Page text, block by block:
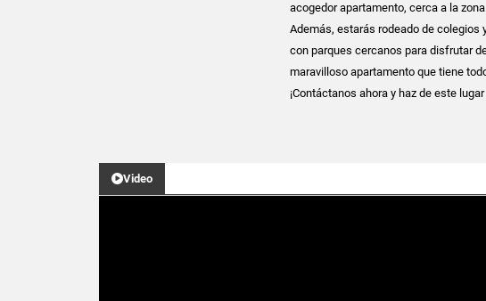
acogedor apartamento, cerca a la
Además, estarás rodeado de colegios
con parques cercanos para disfrutar
maravilloso apartamento que tiene
¡Contáctanos ahora y haz de este
Video